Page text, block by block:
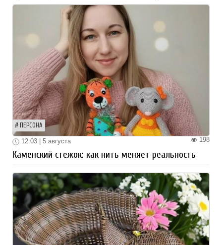
ПЕРСОНА
198
12:03 | 5 августа
Каменский стежок: как нить меняет реальность